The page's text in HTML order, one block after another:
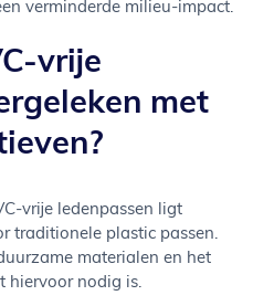
verminderde milieu-impact.
vrije
met
vrije ledenpassen ligt
traditionele plastic passen.
materialen en het
hiervoor nodig is.